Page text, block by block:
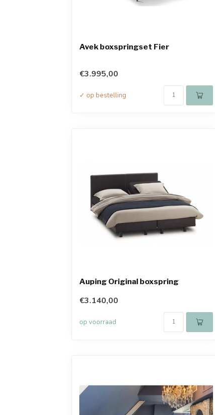
Avek boxspringset Fier
€3.995,00
✓ op bestelling
Auping Original boxspring
€3.140,00
op voorraad